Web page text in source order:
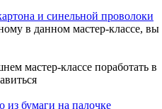
и синельной проволоки
в данном мастер-классе, вы
мастер-классе поработать в
из бумаги на палочке